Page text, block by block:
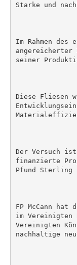
Starke und
Im Rahmen des
angereicherter
seiner
Diese Fliesen
Der Versuch
finanzierte
Pfund Sterling
FP McCann
im Vereinigten
Vereinigten
nachhaltige